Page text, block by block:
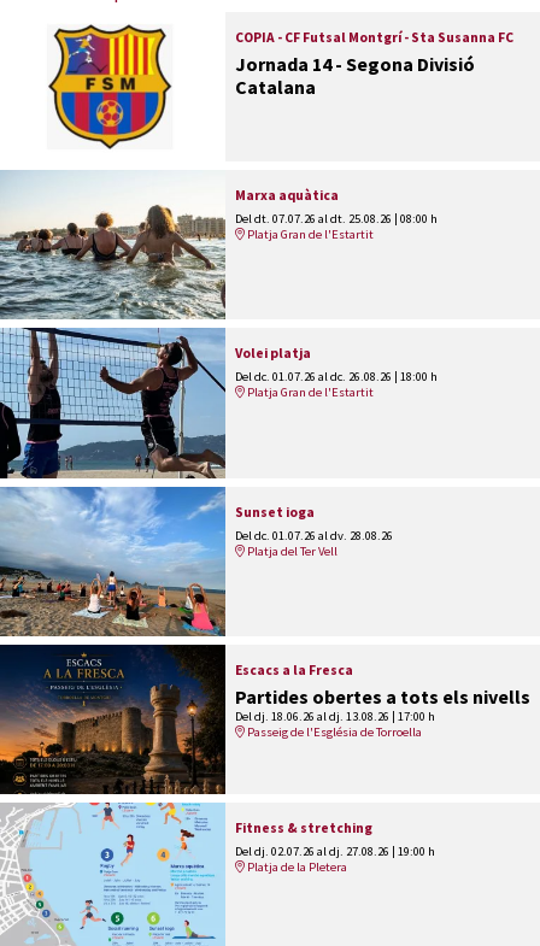
COPIA - CF Futsal Montgrí - Sta Susanna FC
Jornada 14 - Segona Divisió
Catalana
Marxa aquàtica
Del dt. 07.07.26 al dt. 25.08.26
08:00 h
Platja Gran de l'Estartit
Volei platja
Del dc. 01.07.26 al dc. 26.08.26
18:00 h
Platja Gran de l'Estartit
Sunset ioga
Del dc. 01.07.26 al dv. 28.08.26
Platja del Ter Vell
Escacs a la Fresca
Partides obertes a tots els nivells
Del dj. 18.06.26 al dj. 13.08.26 | 17:00 h
Passeig de l'Església de Torroella
Fitness & stretching
Del dj. 02.07.26 al dj. 27.08.26
19:00 h
Platja de la Pletera